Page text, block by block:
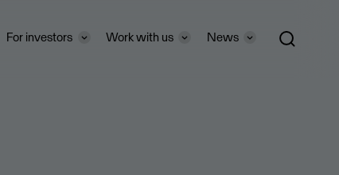
For investors Work with us News